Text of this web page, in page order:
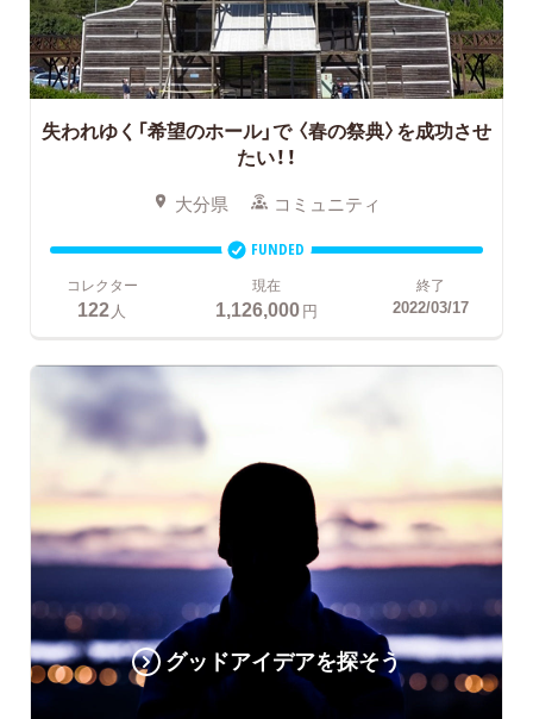
失われゆく「希望のホール」で〈春の祭典〉を成功させ
たい！！
大分県 コミュニティ
FUNDED
コレクター
122 人
現在
1,126,000円
終了
2022/03/17
グッドアイデアを探そう